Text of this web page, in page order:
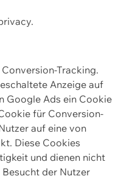
Tracking.
Anzeige auf
Google Ads ein Cookie
für Conversion-
auf eine von
Diese Cookies
und dienen nicht
der Nutzer